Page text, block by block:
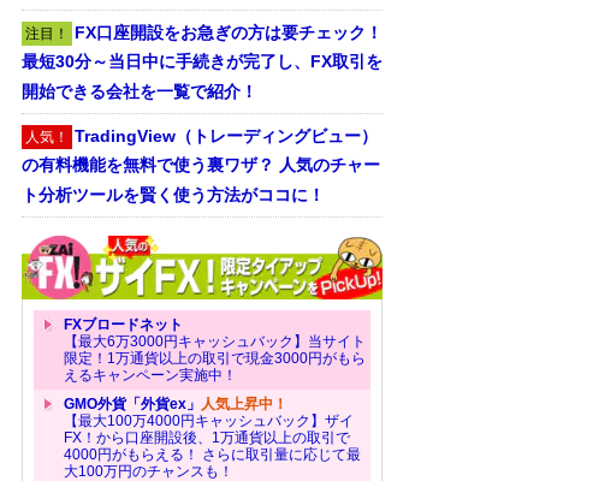
注目！ FX口座開設をお急ぎの方は要チェック！
最短30分～当日中に手続きが完了し、FX取引を
開始できる会社を一覧で紹介！
人気！ TradingView（トレーディングビュー）
の有料機能を無料で使う裏ワザ？ 人気のチャー
ト分析ツールを賢く使う方法がココに！
FXブロードネット
【最大6万3000円キャッシュバック】当サイト
限定！1万通貨以上の取引で現金3000円がもら
えるキャンペーン実施中！
GMO外貨「外貨ex」 人気上昇中！
【最大100万4000円キャッシュバック】ザイ
FX！から口座開設後、1万通貨以上の取引で
4000円がもらえる！ さらに取引量に応じて最
大100万円のチャンスも！